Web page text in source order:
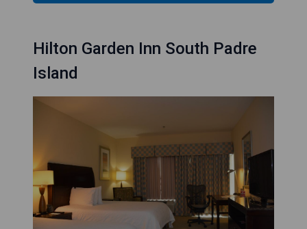
Hilton Garden Inn South Padre
Island